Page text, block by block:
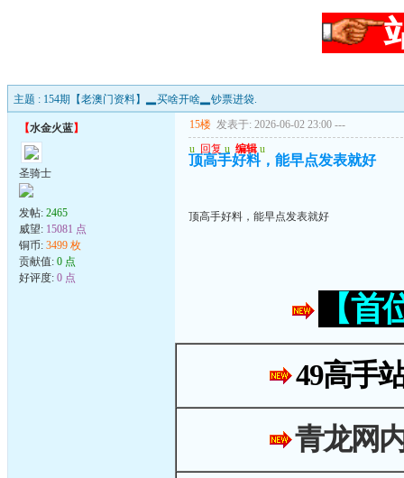
主题 : 154期【老澳门资料】▂买啥开啥▂钞票进袋.
【水金火蓝】
圣骑士
发帖: 2465
威望: 15081 点
铜币: 3499 枚
贡献值: 0 点
好评度: 0 点
15楼 发表于: 2026-06-02 23:00 ---
u 回复 u 编辑 u
顶高手好料，能早点发表就好
顶高手好料，能早点发表就好
【
49高手
青龙网